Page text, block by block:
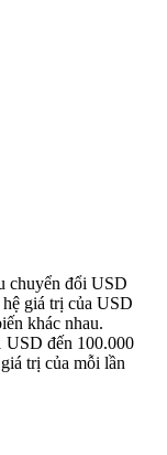
chuyển đổi USD
giá trị của USD
khác nhau.
USD đến 100.000
trị của mỗi lần